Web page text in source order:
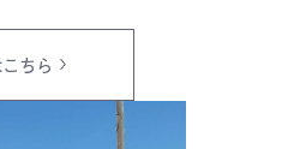
ちら